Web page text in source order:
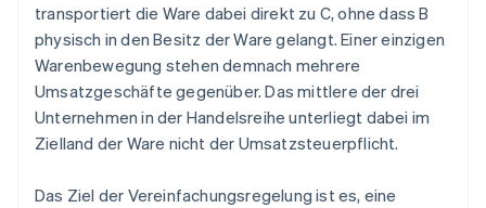
transportiert die Ware dabei direkt zu C, ohne dass B
physisch in den Besitz der Ware gelangt. Einer einzigen
Warenbewegung stehen demnach mehrere
Umsatzgeschäfte gegenüber. Das mittlere der drei
Unternehmen in der Handelsreihe unterliegt dabei im
Zielland der Ware nicht der Umsatzsteuerpflicht.
Das Ziel der Vereinfachungsregelung ist es, eine